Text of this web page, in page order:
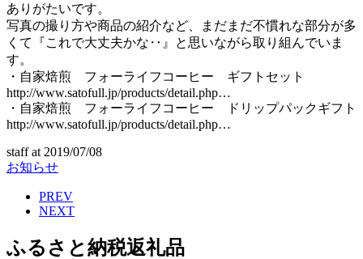
ありがたいです。
写真の撮り方や商品の紹介など、まだまだ不慣れな部分が多
くて『これで大丈夫かな‥』と思いながら取り組んでいま
す。
・自家焙煎 フォーライフコーヒー ギフトセット
http://www.satofull.jp/products/detail.php…
・自家焙煎 フォーライフコーヒー ドリップパックギフト
http://www.satofull.jp/products/detail.php…
staffat 2019/07/08
お知らせ
PREV
NEXT
ふるさと納税返礼品